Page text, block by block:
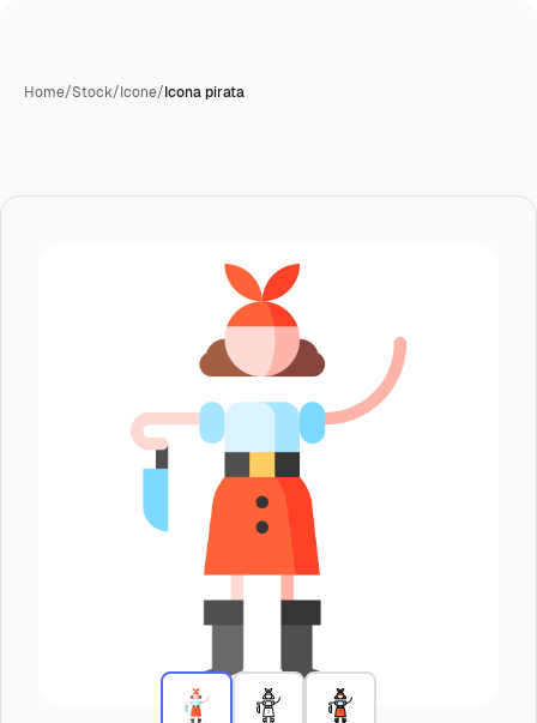
Home/Stock/Icone/Icona pirata